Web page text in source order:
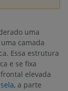
uma
uma camada
Essa estrutura
e se fixa
elevada
, a parte